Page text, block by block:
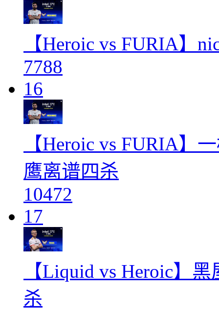
【Heroic vs FURIA】
7788
16
【Heroic vs FURIA】
鹰离谱四杀
10472
17
【Liquid vs Heroic】
杀